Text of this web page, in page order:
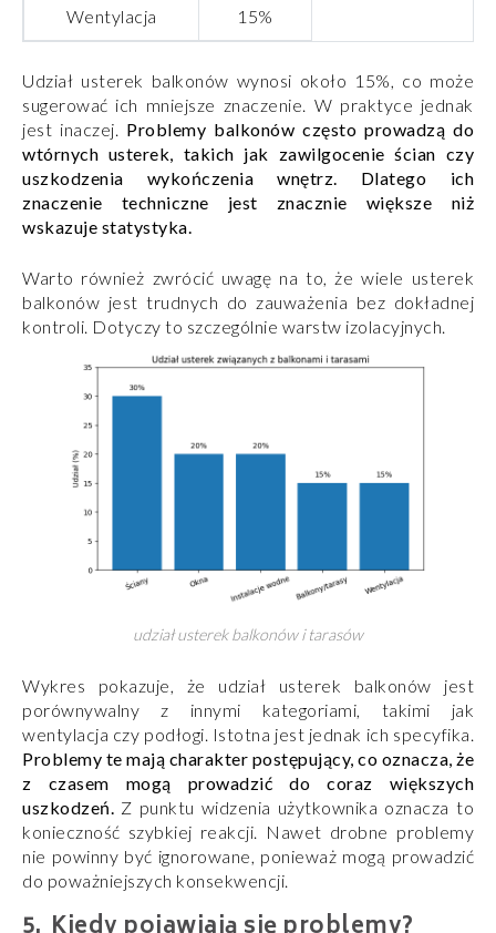
Wentylacja 15%
Udział usterek balkonów wynosi około 15%, co może
sugerować ich mniejsze znaczenie. W praktyce jednak
jest inaczej. Problemy balkonów często prowadzą do
wtórnych usterek, takich jak zawilgocenie ścian czy
uszkodzenia wykończenia wnętrz. Dlatego ich
znaczenie techniczne jest znacznie większe niż
wskazuje statystyka.
Warto również zwrócić uwagę na to, że wiele usterek
balkonów jest trudnych do zauważenia bez dokładnej
kontroli. Dotyczy to szczególnie warstw izolacyjnych.
udział usterek balkonów i tarasów
Wykres pokazuje, że udział usterek balkonów jest
porównywalny z innymi kategoriami, takimi jak
wentylacja czy podłogi. Istotna jest jednak ich specyfika.
Problemy te mają charakter postępujący, co oznacza, że
z czasem mogą prowadzić do coraz większych
uszkodzeń. Z punktu widzenia użytkownika oznacza to
konieczność szybkiej reakcji. Nawet drobne problemy
nie powinny być ignorowane, ponieważ mogą prowadzić
do poważniejszych konsekwencji.